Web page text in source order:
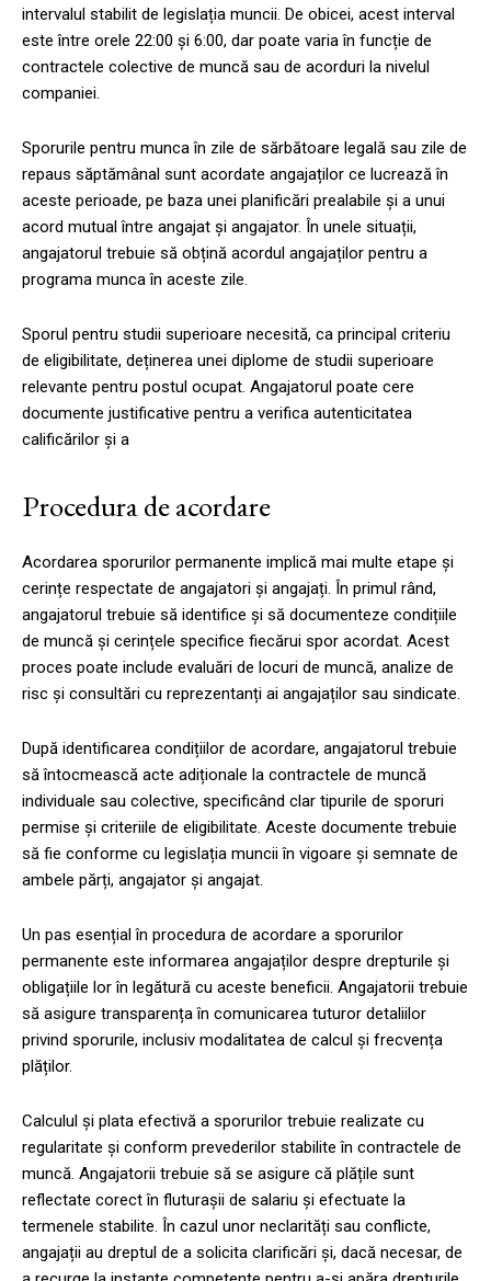
intervalul stabilit de legislația muncii. De obicei, acest interval
este între orele 22:00 și 6:00, dar poate varia în funcție de
contractele colective de muncă sau de acorduri la nivelul
companiei.
Sporurile pentru munca în zile de sărbătoare legală sau zile de
repaus săptămânal sunt acordate angajaților ce lucrează în
aceste perioade, pe baza unei planificări prealabile și a unui
acord mutual între angajat și angajator. În unele situații,
angajatorul trebuie să obțină acordul angajaților pentru a
programa munca în aceste zile.
Sporul pentru studii superioare necesită, ca principal criteriu
de eligibilitate, deținerea unei diplome de studii superioare
relevante pentru postul ocupat. Angajatorul poate cere
documente justificative pentru a verifica autenticitatea
calificărilor și a
Procedura de acordare
Acordarea sporurilor permanente implică mai multe etape și
cerințe respectate de angajatori și angajați. În primul rând,
angajatorul trebuie să identifice și să documenteze condițiile
de muncă și cerințele specifice fiecărui spor acordat. Acest
proces poate include evaluări de locuri de muncă, analize de
risc și consultări cu reprezentanți ai angajaților sau sindicate.
După identificarea condițiilor de acordare, angajatorul trebuie
să întocmească acte adiționale la contractele de muncă
individuale sau colective, specificând clar tipurile de sporuri
permise și criteriile de eligibilitate. Aceste documente trebuie
să fie conforme cu legislația muncii în vigoare și semnate de
ambele părți, angajator și angajat.
Un pas esențial în procedura de acordare a sporurilor
permanente este informarea angajaților despre drepturile și
obligațiile lor în legătură cu aceste beneficii. Angajatorii trebuie
să asigure transparența în comunicarea tuturor detaliilor
privind sporurile, inclusiv modalitatea de calcul și frecvența
plăților.
Calculul și plata efectivă a sporurilor trebuie realizate cu
regularitate și conform prevederilor stabilite în contractele de
muncă. Angajatorii trebuie să se asigure că plățile sunt
reflectate corect în fluturașii de salariu și efectuate la
termenele stabilite. În cazul unor neclarități sau conflicte,
angajații au dreptul de a solicita clarificări și, dacă necesar, de